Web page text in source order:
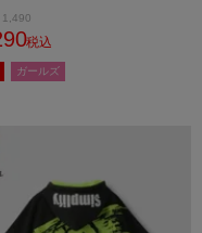
キッズ
1,490
税込
ガールズ